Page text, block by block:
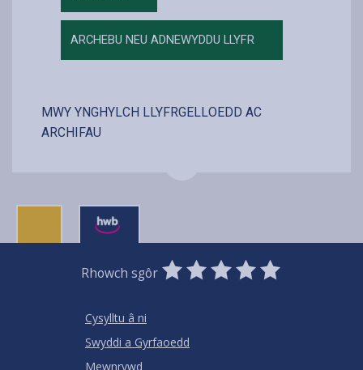
ARCHEBU NEU ADNEWYDDU LLYFR
MWY YNGHYLCH LLYFRGELLOEDD AC
ARCHIFAU
Rhowch sgôr
0
Stars
1
Star
2
Stars
3
Stars
4
Stars
5
Stars
Cysylltu â ni
Swyddi a Gyrfaoedd
Mewnrywd